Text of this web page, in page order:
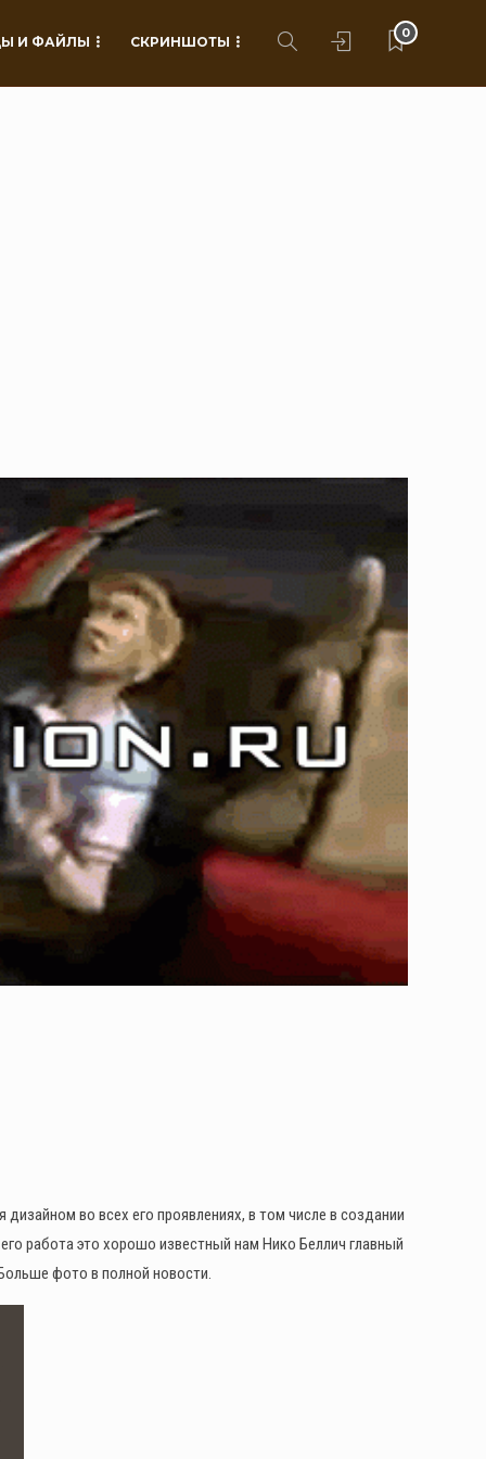
И ФАЙЛЫ СКРИНШОТЫ
0
во всех его проявлениях, в том числе в создании
работа это хорошо известный нам Нико Беллич главный
фото в полной новости.